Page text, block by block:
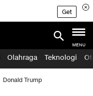
Get
MENU
Olahraga Teknologi
Donald Trump